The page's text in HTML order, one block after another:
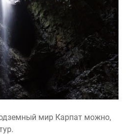
мир Карпат можно,